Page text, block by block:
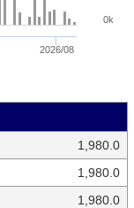
2026/08
0k
1,980.0
1,980.0
1,980.0